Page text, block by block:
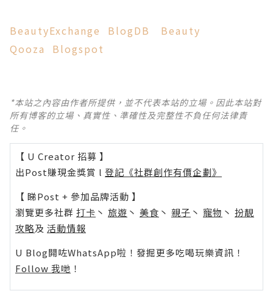
BeautyExchange BlogDB
Beauty
Qooza
Blogspot
*本站之內容由作者所提供，並不代表本站的立場。因此本站對
所有博客的立場、真實性、準確性及完整性不負任何法律責
任。
【 U Creator 招募 】
出Post賺現金獎賞 l 登記《社群創作有價企劃》
【 睇Post + 參加品牌活動 】
瀏覽更多社群 打卡 丶 旅遊 丶 美食 丶 親子 丶 寵物 丶 扮靚
攻略及 活動情報
U Blog開咗WhatsApp啦！發掘更多吃喝玩樂資訊！
Follow 我哋 ！